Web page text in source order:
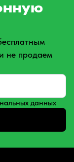
не продаем
данных